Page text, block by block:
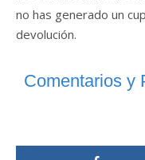
no has generado un
devolución.
Comentarios y